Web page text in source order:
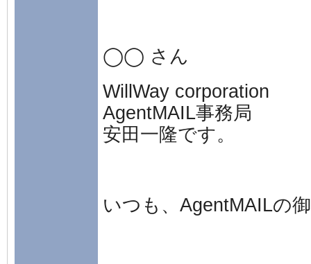
◯◯ さん
WillWay corporation
AgentMAIL事務局
安田一隆です。
いつも、AgentMAILの